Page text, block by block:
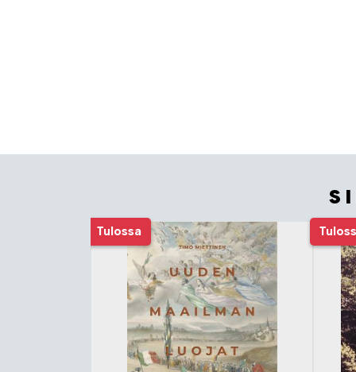
Tuoteluettelon alku
Tulossa